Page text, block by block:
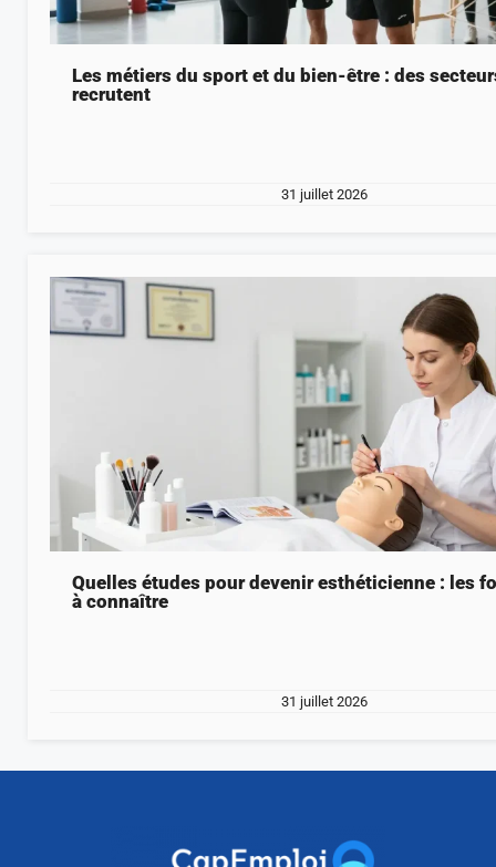
Les métiers du sport et du bien-être : des
recrutent
31 juillet 2026
Quelles études pour devenir esthéticienne : les
à connaître
31 juillet 2026